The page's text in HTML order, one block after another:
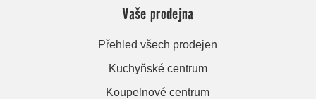
Vaše prodejna
Přehled všech prodejen
Kuchyňské centrum
Koupelnové centrum